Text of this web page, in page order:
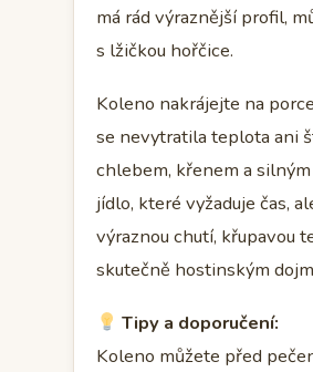
má rád výraznější profil,
s lžičkou hořčice.
Koleno nakrájejte na
se nevytratila teplota ani
chlebem, křenem a
jídlo, které vyžaduje čas,
výraznou chutí, křupavou
skutečně hostinským
Tipy a doporučení:
Koleno můžete před